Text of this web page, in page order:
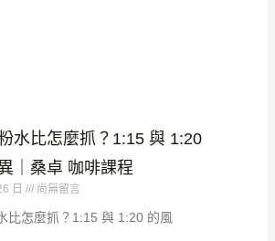
水比怎麼抓？1:15 與 1:20
｜桑卓 咖啡課程
日 尚無留言
比怎麼抓？1:15 與 1:20 的風